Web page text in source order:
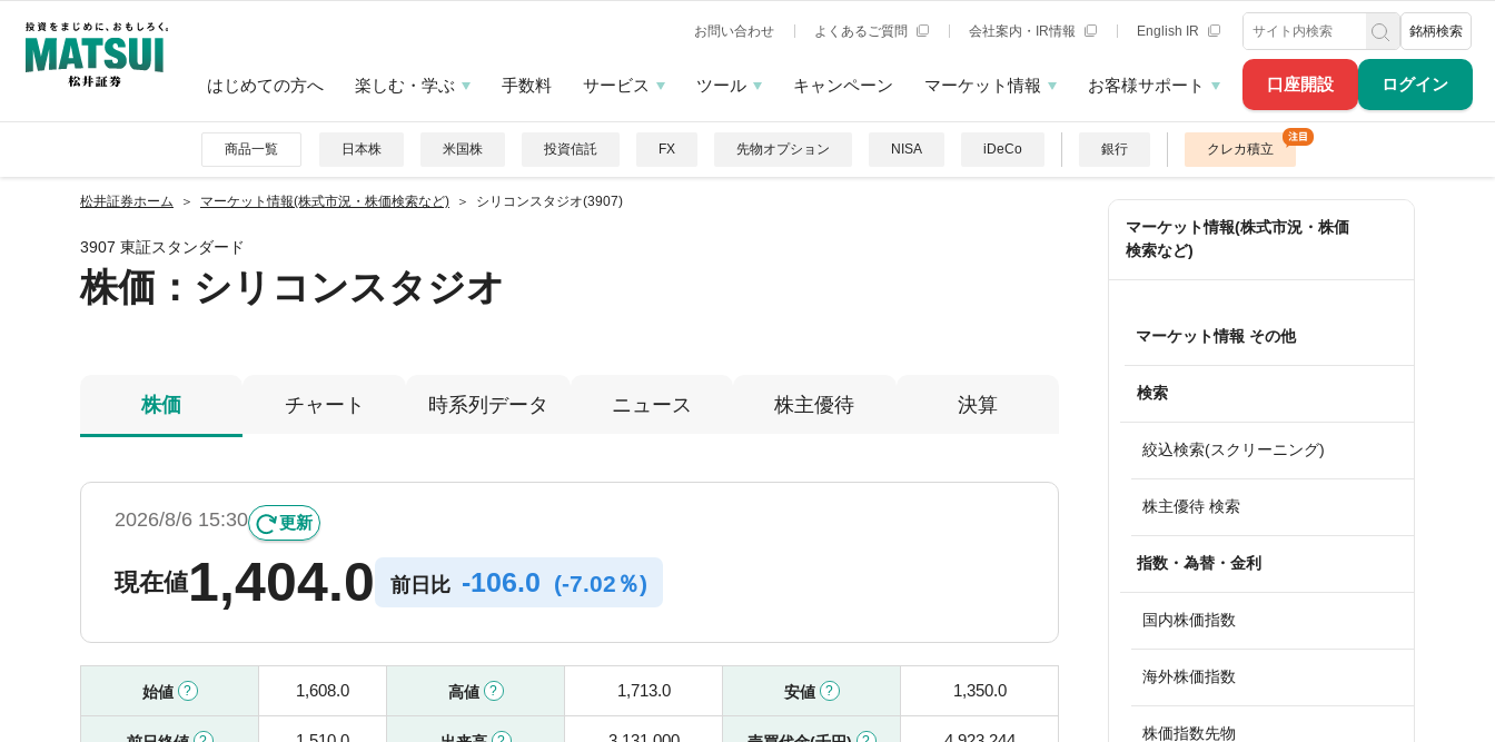
口座開設 ログイン
お問い合わせ よくあるご質問 会社案内・IR情報 English IR 銘柄検索
はじめての方へ 楽しむ・学ぶ 手数料 サービス ツール キャンペーン マーケット情報 お客様サポート
商品一覧 日本株 米国株 投資信託 FX 先物オプション NISA iDeCo 銀行 クレカ積立
松井証券ホーム マーケット情報(株式市況・株価検索など) シリコンスタジオ(3907)
3907 東証スタンダード
株価 ：シリコンスタジオ
株価 チャート 時系列データ ニュース 株主優待 決算
2026/8/6 15:30 更新
現在値1,404.0 前日比 -106.0 (-7.02％)
始値 1,608.0 高値 1,713.0 安値 1,350.0
マーケット情報(株式市況・株価
検索など)
マーケット情報 その他
検索
絞込検索(スクリーニング)
株主優待 検索
指数・為替・金利
国内株価指数
海外株価指数
株価指数先物